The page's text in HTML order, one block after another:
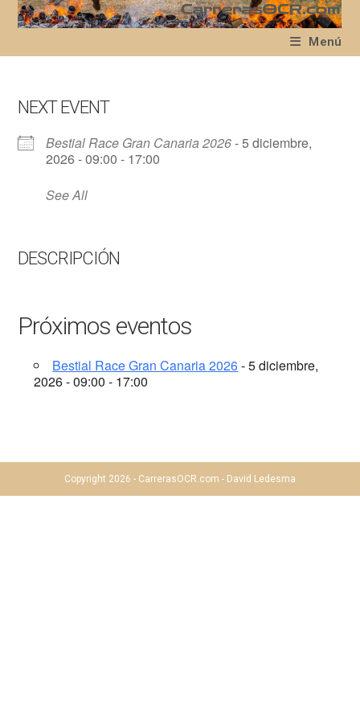
Menú
NEXT EVENT
Bestial Race Gran Canaria 2026- 5 diciembre,
2026 - 09:00 - 17:00
See All
DESCRIPCIÓN
Próximos eventos
Bestial Race Gran Canaria 2026- 5 diciembre,
2026 - 09:00 - 17:00
Copyright 2026 - CarrerasOCR.com - David Ledesma